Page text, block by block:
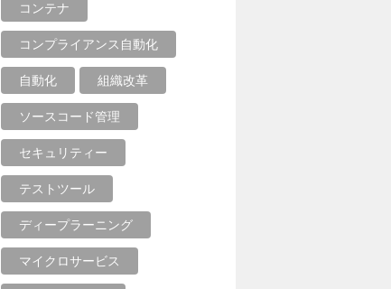
コンテナ
コンプライアンス自動化
自動化 組織改革
ソースコード管理
セキュリティー
テストツール
ディープラーニング
マイクロサービス